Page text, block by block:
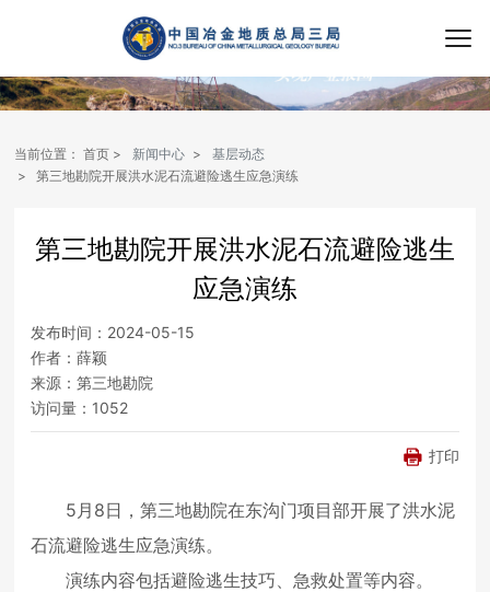
当前位置： 首页 新闻中心
基层动态
第三地勘院开展洪水泥石流避险逃生应急演练
第三地勘院开展洪水泥石流避险逃生
应急演练
发布时间： 2024-05-15
作者：薛颖
来源：第三地勘院
访问量： 1052
打印
5月8日，第三地勘院在东沟门项目部开展了洪水泥
石流避险逃生应急演练。
演练内容包括避险逃生技巧、急救处置等内容。